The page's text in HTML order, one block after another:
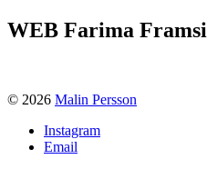
WEB Farima
© 2026 Malin Persson
Instagram
Email